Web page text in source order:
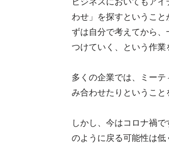
わせ」を探すというこ
ずは自分で考えてから
つけていく、という作業
多くの企業では、ミー
み合わせたりということ
しかし、今はコロナ禍
のように戻る可能性は低